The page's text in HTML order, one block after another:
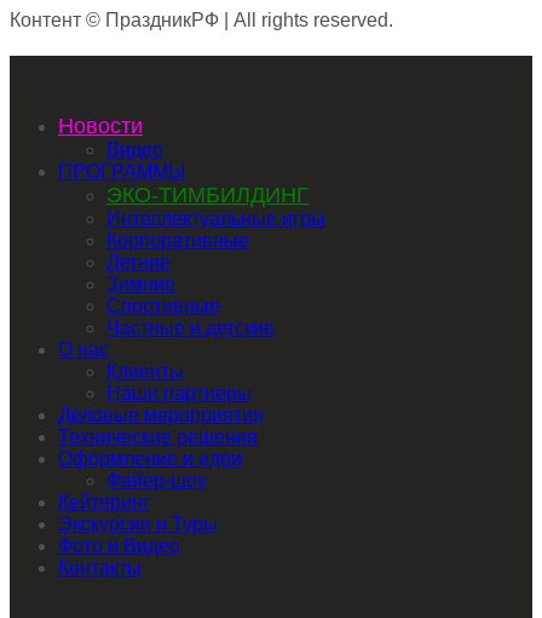
Контент © ПраздникРФ | All rights reserved.
Новости
Видео
ПРОГРАММЫ
ЭКО-ТИМБИЛДИНГ
Интеллектуальные игры
Корпоративные
Летние
Зимние
Спортивные
Частные и детские
О нас
Клиенты
Наши партнеры
Деловые мероприятия
Технические решения
Оформление и идеи
Файер-шоу
Кейтеринг
Экскурсии и Туры
Фото и Видео
Контакты